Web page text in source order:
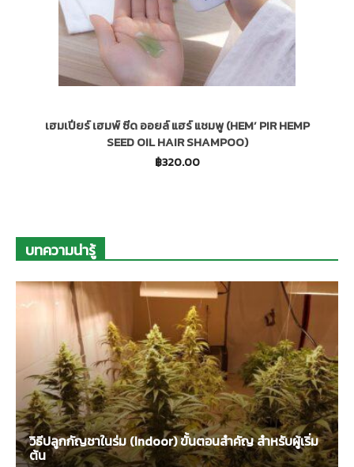
เฮมเปียร์ เฮมพ์ ซีด ออยล์ แฮร์ แชมพู (HEM’ PIR HEMP
SEED OIL HAIR SHAMPOO)
฿320.00
บทความน่ารู้
วิธีปลูกกัญชาในร่ม (Indoor) ขั้นตอนสำคัญ สำหรับผู้เริ่ม
ต้น